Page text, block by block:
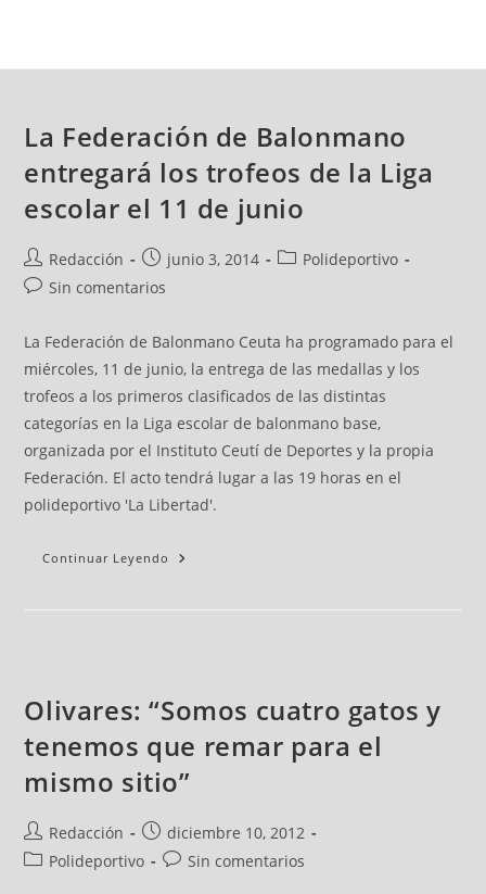
La Federación de Balonmano
entregará los trofeos de la Liga
escolar el 11 de junio
Redacción junio 3, 2014
Polideportivo
Sin comentarios
La Federación de Balonmano Ceuta ha programado para el
miércoles, 11 de junio, la entrega de las medallas y los
trofeos a los primeros clasificados de las distintas
categorías en la Liga escolar de balonmano base,
organizada por el Instituto Ceutí de Deportes y la propia
Federación. El acto tendrá lugar a las 19 horas en el
polideportivo 'La Libertad'.
Continuar Leyendo
Olivares: “Somos cuatro gatos y
tenemos que remar para el
mismo sitio”
Redacción
diciembre 10, 2012
Polideportivo
Sin comentarios